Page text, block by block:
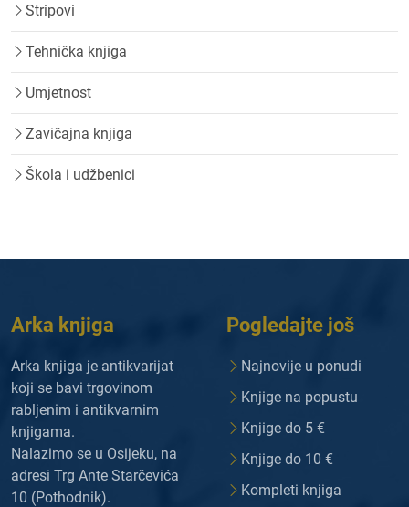
Stripovi
Tehnička knjiga
Umjetnost
Zavičajna knjiga
Škola i udžbenici
Arka knjiga
Arka knjiga je antikvarijat
koji se bavi trgovinom
rabljenim i antikvarnim
knjigama.
Nalazimo se u Osijeku, na
adresi Trg Ante Starčevića
10 (Pothodnik).
Pogledajte još
Najnovije u ponudi
Knjige na popustu
Knjige do 5 €
Knjige do 10 €
Kompleti knjiga